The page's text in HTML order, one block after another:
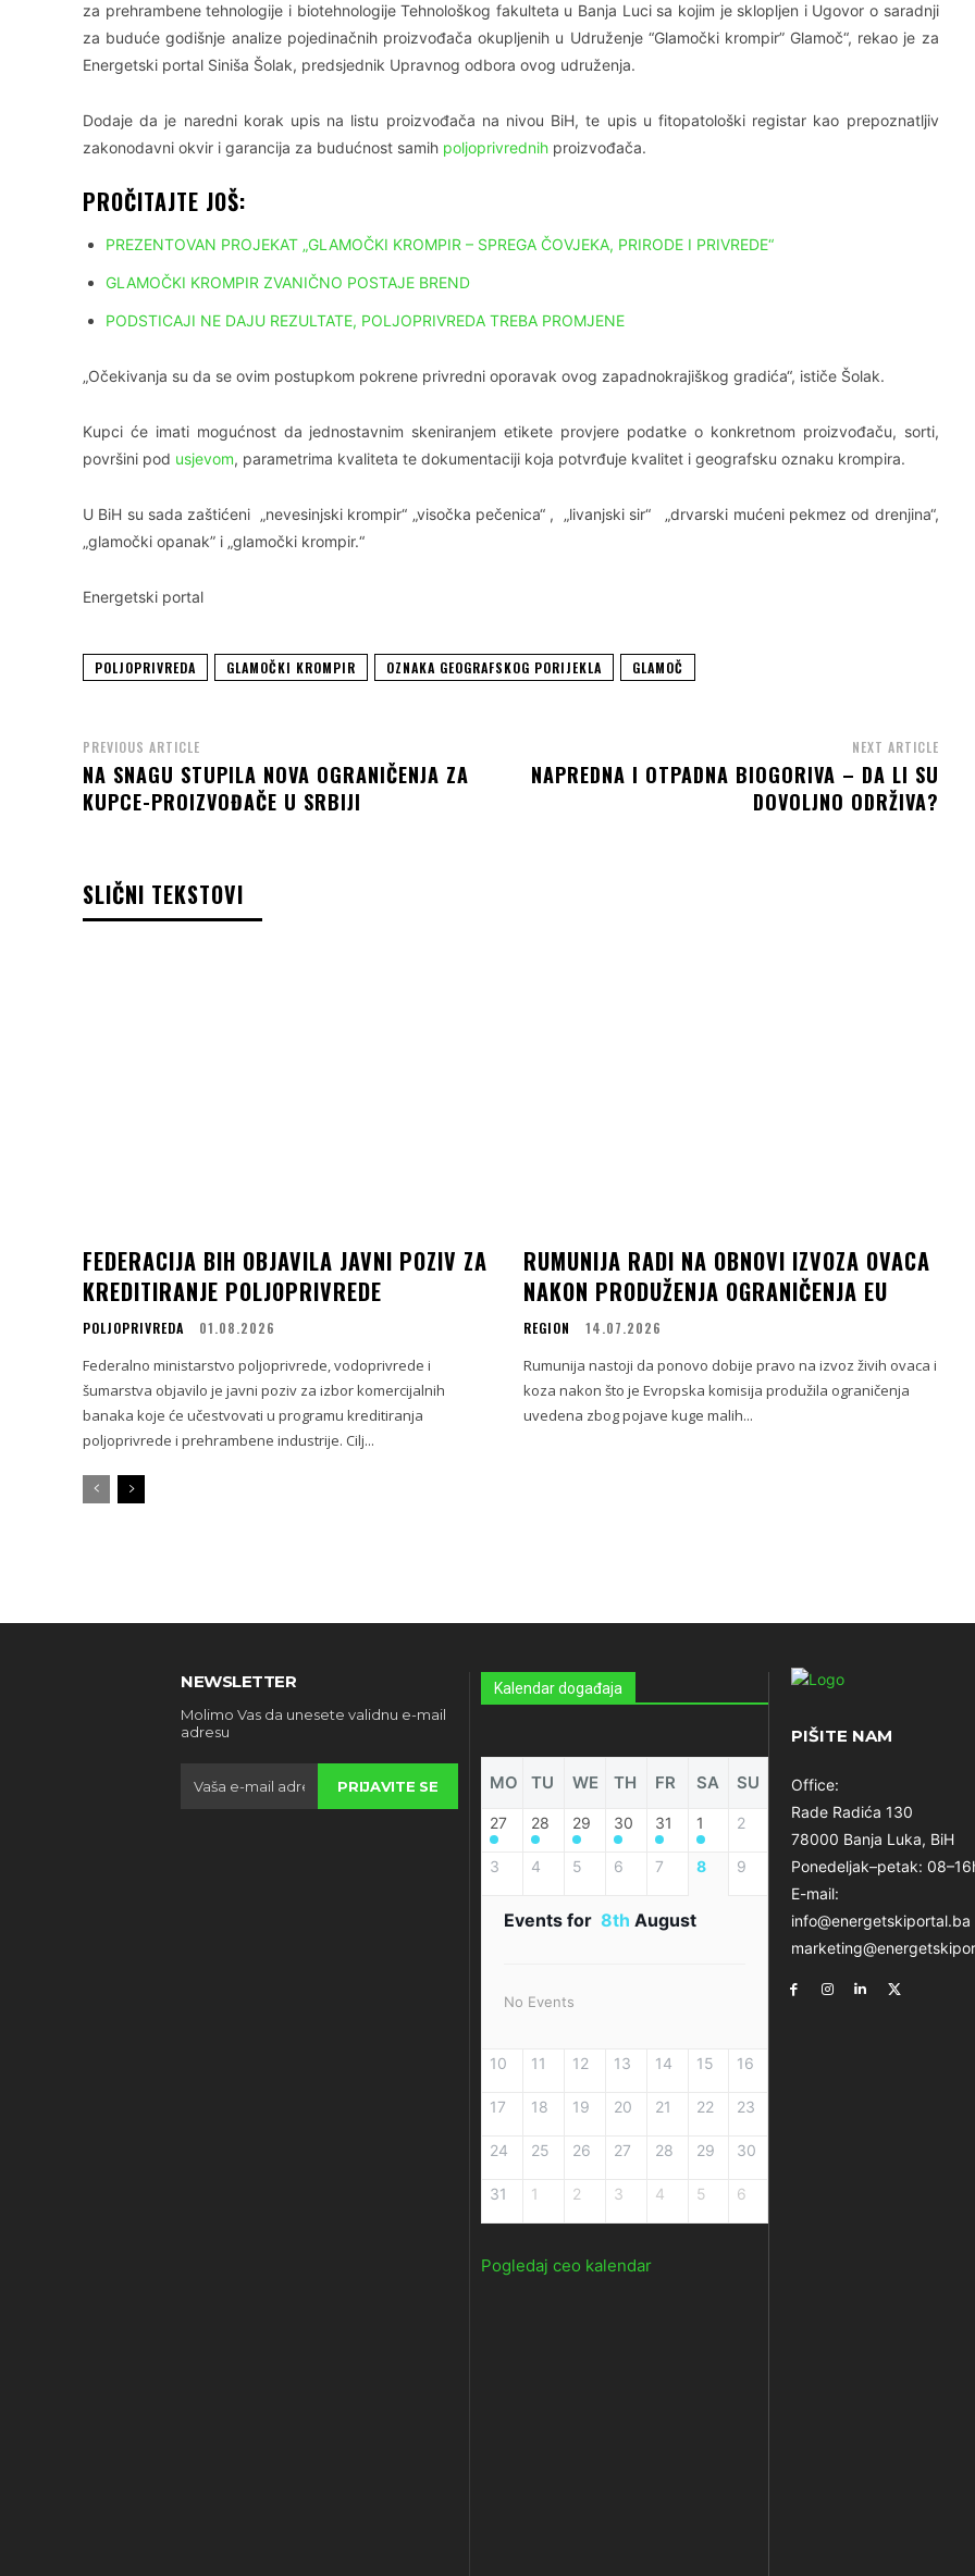
za prehrambene tehnologije i biotehnologije Tehnološkog fakulteta u Banja Luci sa kojim je sklopljen i Ugovor o saradnji
za buduće godišnje analize pojedinačnih proizvođača okupljenih u Udruženje “Glamočki krompir” Glamoč“, rekao je za
Energetski portal Siniša Šolak, predsjednik Upravnog odbora ovog udruženja.
Dodaje da je naredni korak upis na listu proizvođača na nivou BiH, te upis u fitopatološki registar kao prepoznatljiv
zakonodavni okvir i garancija za budućnost samih poljoprivrednih proizvođača.
PROČITAJTE JOŠ:
PREZENTOVAN PROJEKAT „GLAMOČKI KROMPIR – SPREGA ČOVJEKA, PRIRODE I PRIVREDE“
GLAMOČKI KROMPIR ZVANIČNO POSTAJE BREND
PODSTICAJI NE DAJU REZULTATE, POLJOPRIVREDA TREBA PROMJENE
„Očekivanja su da se ovim postupkom pokrene privredni oporavak ovog zapadnokrajiškog gradića“, ističe Šolak.
Kupci će imati mogućnost da jednostavnim skeniranjem etikete provjere podatke o konkretnom proizvođaču, sorti,
površini pod usjevom, parametrima kvaliteta te dokumentaciji koja potvrđuje kvalitet i geografsku oznaku krompira.
U BiH su sada zaštićeni „nevesinjski krompir“ „visočka pečenica“ , „livanjski sir“ „drvarski mućeni pekmez od drenjina“,
„glamočki opanak” i „glamočki krompir.“
Energetski portal
POLJOPRIVREDA GLAMOČKI KROMPIR OZNAKA GEOGRAFSKOG PORIJEKLA GLAMOČ
PREVIOUS ARTICLE
NA SNAGU STUPILA NOVA OGRANIČENJA ZA
KUPCE-PROIZVOĐAČE U SRBIJI
NEXT ARTICLE
NAPREDNA I OTPADNA BIOGORIVA – DA LI SU
DOVOLJNO ODRŽIVA?
SLIČNI TEKSTOVI
FEDERACIJA BIH OBJAVILA JAVNI POZIV ZA
KREDITIRANJE POLJOPRIVREDE
POLJOPRIVREDA 01.08.2026
Federalno ministarstvo poljoprivrede, vodoprivrede i
šumarstva objavilo je javni poziv za izbor komercijalnih
banaka koje će učestvovati u programu kreditiranja
poljoprivrede i prehrambene industrije. Cilj...
RUMUNIJA RADI NA OBNOVI IZVOZA OVACA
NAKON PRODUŽENJA OGRANIČENJA EU
REGION 14.07.2026
Rumunija nastoji da ponovo dobije pravo na izvoz živih ovaca i
koza nakon što je Evropska komisija produžila ograničenja
uvedena zbog pojave kuge malih...
NEWSLETTER
Molimo Vas da unesete validnu e-mail
adresu
PRIJAVITE SE
Kalendar događaja
MO TU WE TH FR SA SU
27 28 29 30 31 1 2
3 4 5 6 7 8 9
Events for 8th August
No Events
10 11 12 13 14 15 16
17 18 19 20 21 22 23
24 25 26 27 28 29 30
31 1 2 3 4 5 6
Pogledaj ceo kalendar
PIŠITE NAM
Office:
Rade Radića 130
78000 Banja Luka, BiH
Ponedeljak–petak:
E-mail:
info@energetskiportal.ba